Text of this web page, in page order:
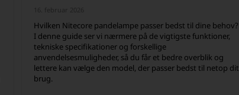
Hvilken Nitecore pandelampe passer bedst til dine behov?
I denne guide ser vi nærmere på de vigtigste funktioner,
tekniske specifikationer og forskellige
anvendelsesmuligheder, så du får et bedre overblik og
lettere kan vælge den model, der passer bedst til netop dit
brug.